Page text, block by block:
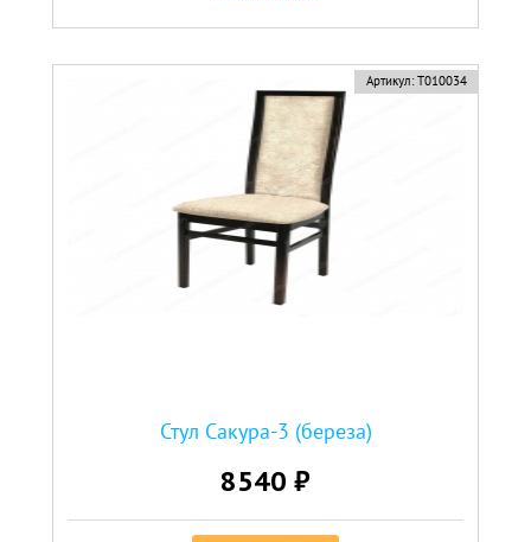
Артикул: Т010034
Стул Сакура-3 (береза)
8540 ₽